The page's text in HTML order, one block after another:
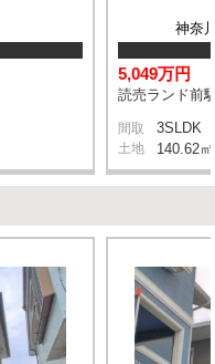
神奈
5,049万円
読売ランド前
間取 3SLDK
土地 140.62㎡